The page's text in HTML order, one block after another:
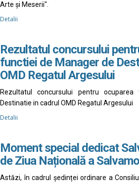
Arte și Meserii".
Detalii
Rezultatul concursului
functiei de Manager de
OMD Regatul Argesului
Rezultatul concursului pentru
Destinatie in cadrul OMD Regatul Argesului
Detalii
Moment special dedicat
de Ziua Națională a
Astăzi, în cadrul ședinței ordinare a